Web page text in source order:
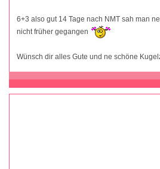
6+3 also gut 14 Tage nach NMT sah man
nicht früher gegangen
Wünsch dir alles Gute und ne schöne